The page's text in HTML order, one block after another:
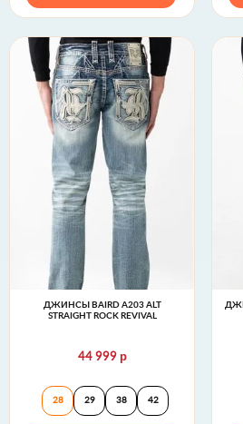
ДЖИНСЫ BAIRD A203 ALT
STRAIGHT ROCK REVIVAL
44 999 р
Джинсы BAIRD A203
28 29 38 42